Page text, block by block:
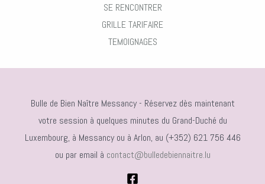
SE RENCONTRER
GRILLE TARIFAIRE
TEMOIGNAGES
Bulle de Bien Naître Messancy - Réservez dès maintenant
votre session à quelques minutes du Grand-Duché du
Luxembourg, à Messancy ou à Arlon, au (+352) 621 756 446
ou par email à contact@bulledebiennaitre.lu